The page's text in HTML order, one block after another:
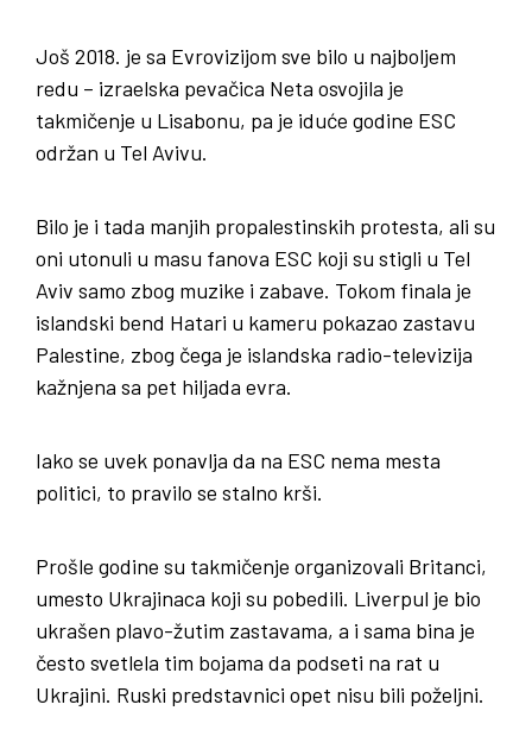
Još 2018. je sa Evrovizijom sve bilo u najboljem
redu – izraelska pevačica Neta osvojila je
takmičenje u Lisabonu, pa je iduće godine ESC
održan u Tel Avivu.
Bilo je i tada manjih propalestinskih protesta, ali su
oni utonuli u masu fanova ESC koji su stigli u Tel
Aviv samo zbog muzike i zabave. Tokom finala je
islandski bend Hatari u kameru pokazao zastavu
Palestine, zbog čega je islandska radio-televizija
kažnjena sa pet hiljada evra.
Iako se uvek ponavlja da na ESC nema mesta
politici, to pravilo se stalno krši.
Prošle godine su takmičenje organizovali Britanci,
umesto Ukrajinaca koji su pobedili. Liverpul je bio
ukrašen plavo-žutim zastavama, a i sama bina je
često svetlela tim bojama da podseti na rat u
Ukrajini. Ruski predstavnici opet nisu bili poželjni.